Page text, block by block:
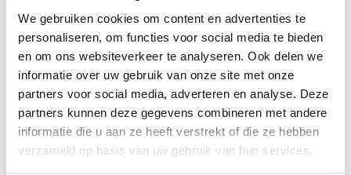
We gebruiken cookies om content en advertenties te
personaliseren, om functies voor social media te bieden
en om ons websiteverkeer te analyseren. Ook delen we
informatie over uw gebruik van onze site met onze
partners voor social media, adverteren en analyse. Deze
partners kunnen deze gegevens combineren met andere
informatie die u aan ze heeft verstrekt of die ze hebben
verzameld op basis van uw gebruik van hun services.
E-mail*